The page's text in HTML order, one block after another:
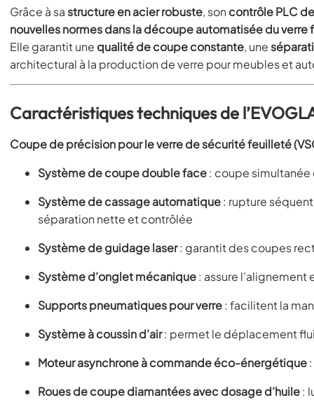
Grâce à sastructure en acier robuste, son contrôle PLC
nouvelles normes dans la découpe automatisée du verre
Elle garantit une qualité de coupe constante, une
architectural à la production de verre pour meubles et
Caractéristiques techniques de
Coupe de précision pour le verre de sécurité feuilleté
Système de coupe double face: coupe simultanée
Système de cassage automatique: rupture
séparation nette et contrôlée
Système de guidage laser: garantit des coupes
Système d’onglet mécanique: assure
Supports pneumatiques pour verre: facilitent la
Système à coussin d’air: permet le déplacement
Moteur asynchrone à commande éco-énergétique
Roues de coupe diamantées avec dosage d’huile: